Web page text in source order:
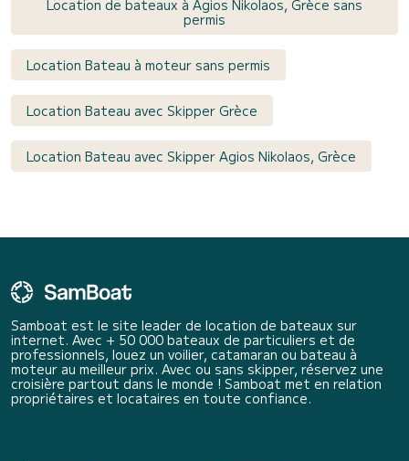
Location de bateaux à Agios Nikolaos, Grèce sans
permis
Location Bateau à moteur sans permis
Location Bateau avec Skipper Grèce
Location Bateau avec Skipper Agios Nikolaos, Grèce
Samboat est le site leader de location de bateaux sur
internet. Avec + 50 000 bateaux de particuliers et de
professionnels, louez un voilier, catamaran ou bateau à
moteur au meilleur prix. Avec ou sans skipper, réservez une
croisière partout dans le monde ! Samboat met en relation
propriétaires et locataires en toute confiance.